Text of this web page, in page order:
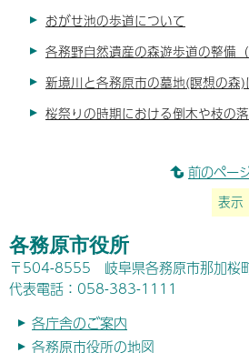
おがせ池の歩道について
各務野自然遺産の森遊歩道の整備
新境川と各務原市の墓地(瞑想の森
桜祭りの時期における倒木や枝の
前のペー
表示
各務原市役所
〒504-8555 岐阜県各務原市那加桜
代表電話：058-383-1111
各庁舎のご案内
各務原市役所の地図